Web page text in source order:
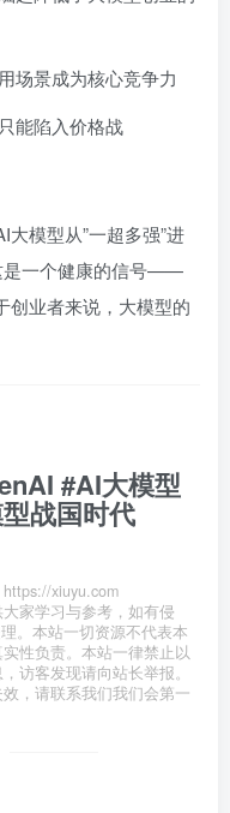
场景成为核心竞争力
能陷入价格战
模型从”一超多强”进
是一个健康的信号——
创业者来说，大模型的
#AI大模型
战国时代
xiuyu.com
家学习与参考，如有侵
。本站一切资源不代表本
性负责。本站一律禁止以
访客发现请向站长举报。
，请联系我们我们会第一